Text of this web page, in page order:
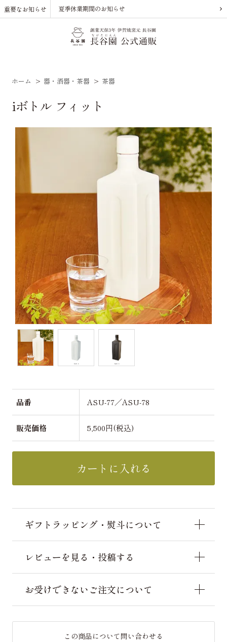
重要なお知らせ 夏季休業期間のお知らせ
ホーム > 器・酒器・茶器 > 茶器
iボトル フィット
品番 ASU-77／ASU-78
販売価格 5,500円(税込)
カートに入れる
ギフトラッピング・熨斗について
レビューを見る・投稿する
お受けできないご注文について
この商品について問い合わせる